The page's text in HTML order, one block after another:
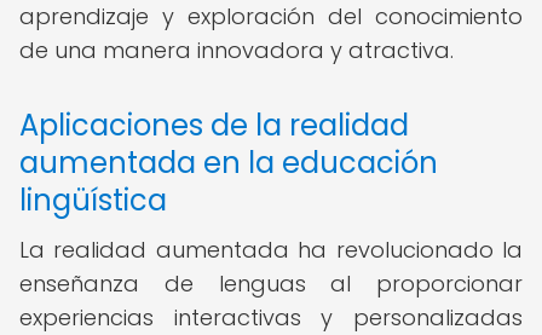
aprendizaje y exploración del conocimiento
de una manera innovadora y atractiva.
Aplicaciones de la realidad
aumentada en la educación
lingüística
La realidad aumentada ha revolucionado la
enseñanza de lenguas al proporcionar
experiencias interactivas y personalizadas